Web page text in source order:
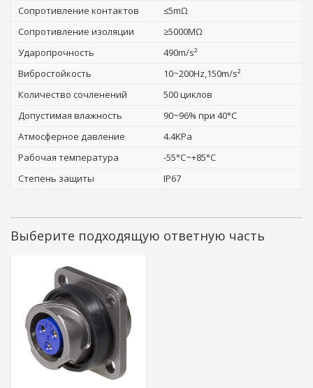
Сопротивление контактов
≤5mΩ
Сопротивление изоляции
≥5000MΩ
Ударопрочность
490m/s²
Вибростойкость
10~200Hz,150m/s²
Количество сочленений
500 циклов
Допустимая влажность
90~96% при 40°C
Атмосферное давление
4.4KPa
Рабочая температура
-55°C~+85°C
Степень защиты
IP67
Выберите подходящую ответную часть